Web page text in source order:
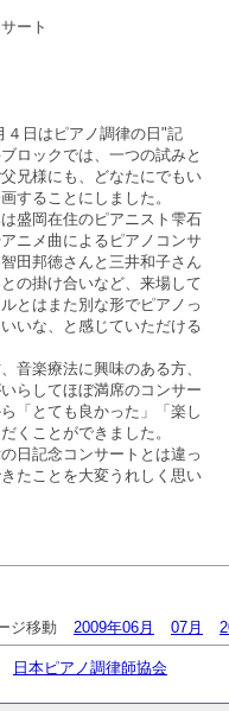
ート
４日はピアノ調律の日"記
ロックでは、一つの試みと
兄様にも、どなたにでもい
することにしました。
盛岡在住のピアニスト雫石
ニメ曲によるピアノコンサ
田邦徳さんと三井和子さん
の掛け合いなど、来場して
とはまた別な形でピアノっ
いな、と感じていただける
音楽療法に興味のある方、
らしてほぼ満席のコンサー
「とても良かった」「楽し
くことができました。
日記念コンサートとは違っ
たことを大変うれしく思い
ジ移動 2009年06月 07月
日本ピアノ調律師協会